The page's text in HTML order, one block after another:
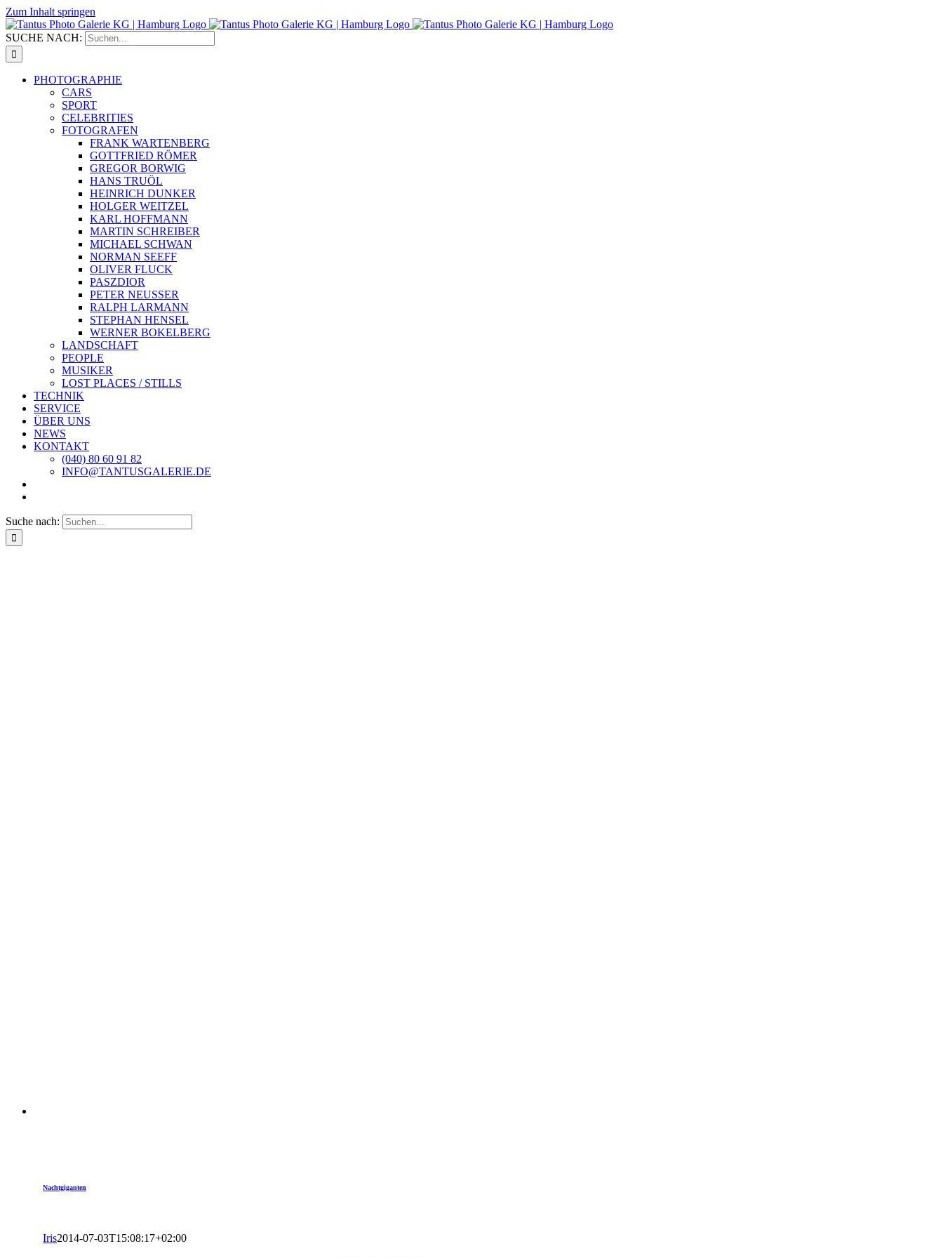
Zum Inhalt springen
SUCHE NACH:
PHOTOGRAPHIE
CARS
SPORT
CELEBRITIES
FOTOGRAFEN
FRANK WARTENBERG
GOTTFRIED RÖMER
GREGOR BORWIG
HANS TRUÖL
HEINRICH DUNKER
HOLGER WEITZEL
KARL HOFFMANN
MARTIN SCHREIBER
MICHAEL SCHWAN
NORMAN SEEFF
OLIVER FLUCK
PASZDIOR
PETER NEUSSER
RALPH LARMANN
STEPHAN HENSEL
WERNER BOKELBERG
LANDSCHAFT
PEOPLE
MUSIKER
LOST PLACES / STILLS
TECHNIK
SERVICE
ÜBER UNS
NEWS
KONTAKT
(040) 80 60 91 82
INFO@TANTUSGALERIE.DE
Suche nach:
Nachtgiganten
Iris2014-07-03T15:08:17+02:00